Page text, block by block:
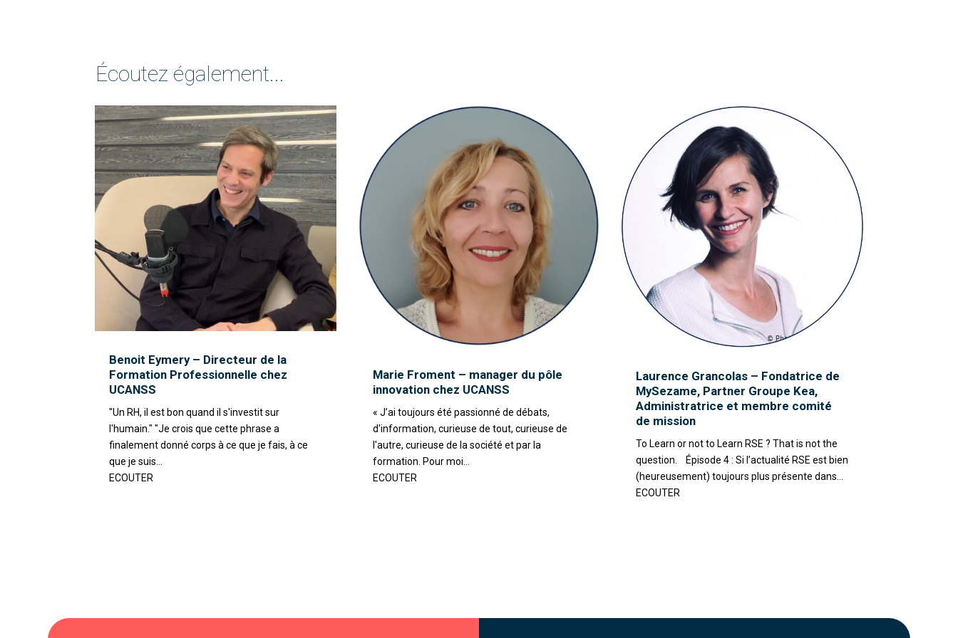
Écoutez également...
Benoit Eymery – Directeur de la
Formation Professionnelle chez
UCANSS
"Un RH, il est bon quand il s'investit sur
l'humain." "Je crois que cette phrase a
finalement donné corps à ce que je fais, à ce
que je suis...
ECOUTER
Marie Froment – manager du pôle
innovation chez UCANSS
« J’ai toujours été passionné de débats,
d'information, curieuse de tout, curieuse de
l'autre, curieuse de la société et par la
formation. Pour moi...
ECOUTER
Laurence Grancolas – Fondatrice de
MySezame, Partner Groupe Kea,
Administratrice et membre comité
de mission
To Learn or not to Learn RSE ? That is not the
question. Épisode 4 : Si l’actualité RSE est bien
(heureusement) toujours plus présente dans...
ECOUTER